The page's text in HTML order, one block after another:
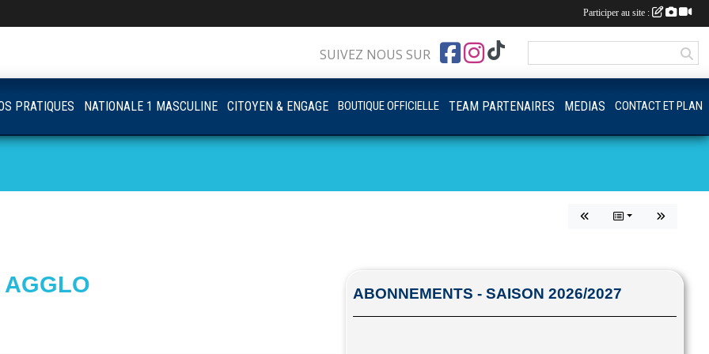
AGGLO ABONNEMENTS - SAISON 2026/2027
SUIVEZ NOUS SUR
PRATIQUES NATIONALE 1 MASCULINE CITOYEN & ENGAGE BOUTIQUE OFFICIELLE TEAM PARTENAIRES MEDIAS CONTACT ET PLAN
Participer au site :